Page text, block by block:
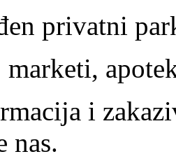
privatni
i
nas.